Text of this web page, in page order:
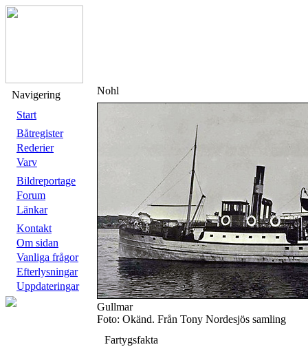
Navigering
Start
Båtregister
Rederier
Varv
Bildreportage
Forum
Länkar
Kontakt
Om sidan
Vanliga frågor
Efterlysningar
Uppdateringar
Nohl
Gullmar
Foto: Okänd. Från Tony Nordesjös samling
Fartygsfakta